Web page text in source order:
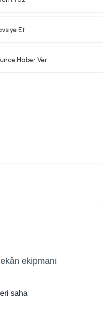
Et
Haber Ver
ekipmanı
saha